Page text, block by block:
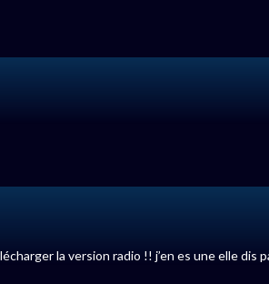
la version radio !! j’en es une elle dis